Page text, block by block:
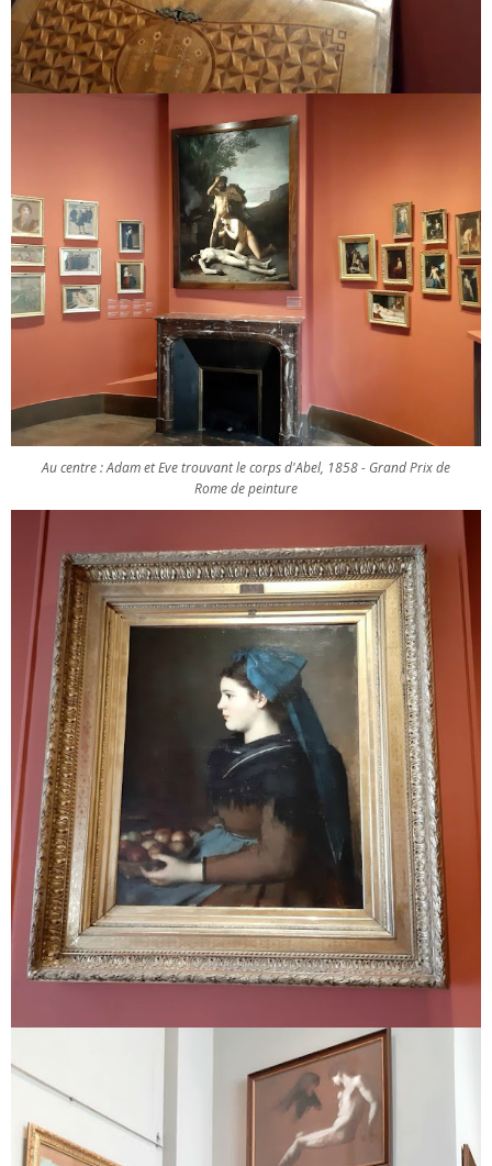
Au centre : Adam et Eve trouvant le corps d'Abel, 1858 - Grand Prix de
Rome de peinture